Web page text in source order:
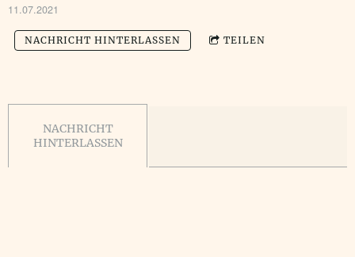
11.07.2021
NACHRICHT HINTERLASSEN TEILEN
NACHRICHT
HINTERLASSEN